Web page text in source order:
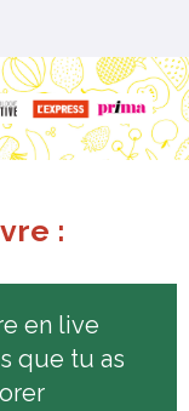
:
en live
que tu as